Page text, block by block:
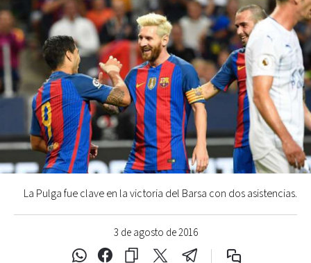
3 de agosto de 2016
La Pulga fue clave en la victoria del Barsa con dos asistencias.